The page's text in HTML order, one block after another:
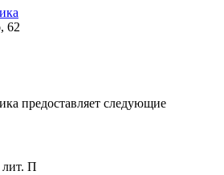
62
предоставляет следующие
лит. П